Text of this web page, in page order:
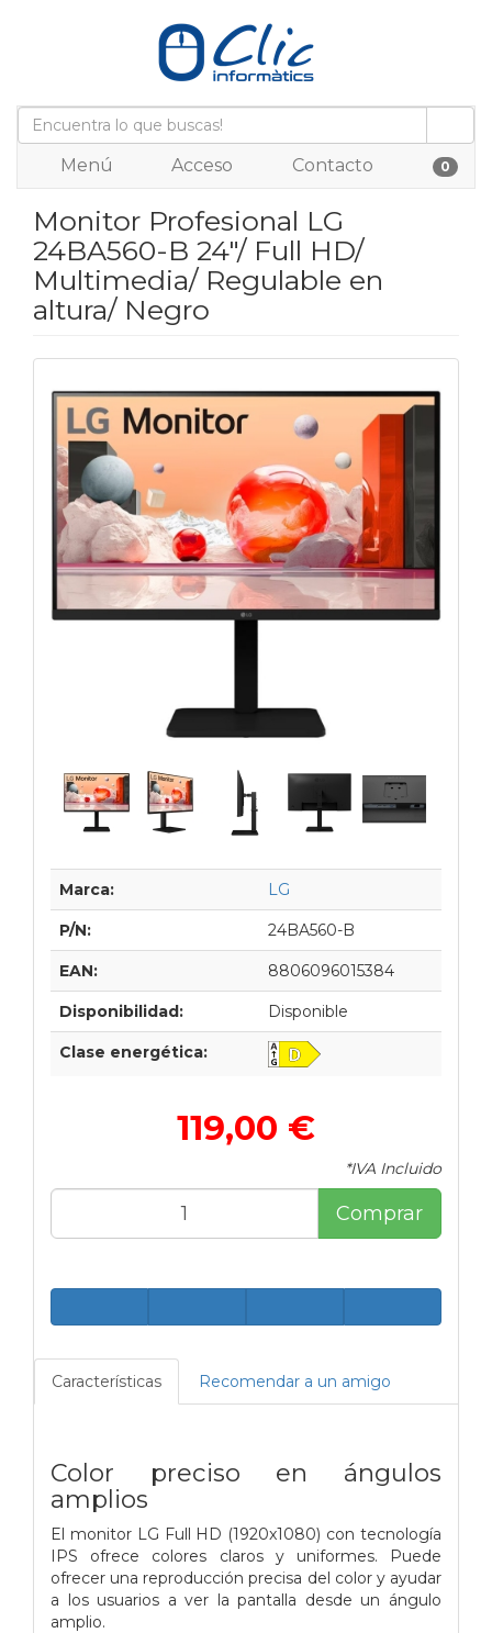
Menú Acceso Contacto 0
Monitor Profesional LG
24BA560-B 24"/ Full HD/
Multimedia/ Regulable en
altura/ Negro
Marca: LG
P/N: 24BA560-B
EAN: 8806096015384
Disponibilidad: Disponible
Clase energética:
119,00 €
*IVA Incluido
Comprar
Características Recomendar a un amigo
Color preciso en ángulos
amplios
El monitor LG Full HD (1920x1080) con tecnología
IPS ofrece colores claros y uniformes. Puede
ofrecer una reproducción precisa del color y ayudar
a los usuarios a ver la pantalla desde un ángulo
amplio.